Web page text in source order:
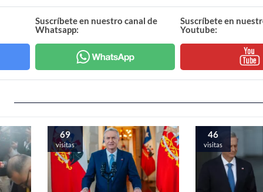
Suscríbete en nuestro canal de
Whatsapp:
Suscríbete en
Youtube:
69
visitas
46
visitas